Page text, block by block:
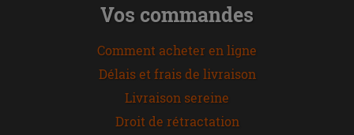
Vos commandes
Comment acheter en ligne
Délais et frais de livraison
Livraison sereine
Droit de rétractation